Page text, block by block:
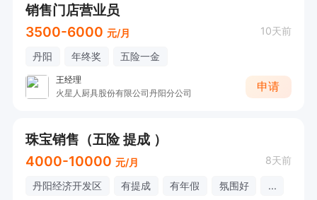
销售门店营业员
3500-6000 元/月 10天前
丹阳 年终奖 五险一金
王经理
火星人厨具股份有限公司丹阳分公司
申请
珠宝销售（五险 提成 ）
4000-10000 元/月 8天前
丹阳经济开发区 有提成 有年假 氛围好 ...